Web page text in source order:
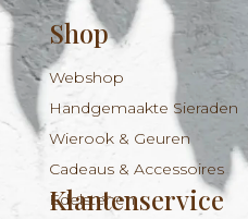
Shop
Webshop
Handgemaakte Sieraden
Wierook & Geuren
Cadeaus & Accessoires
Edelstenen
Klantenservice